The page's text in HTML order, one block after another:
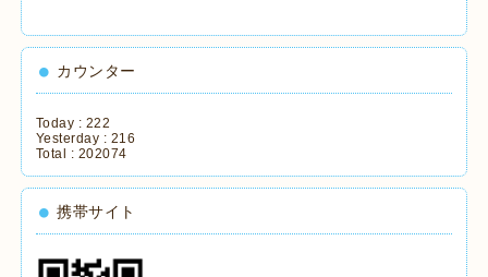
カウンター
Today : 222
Yesterday : 216
Total : 202074
携帯サイト